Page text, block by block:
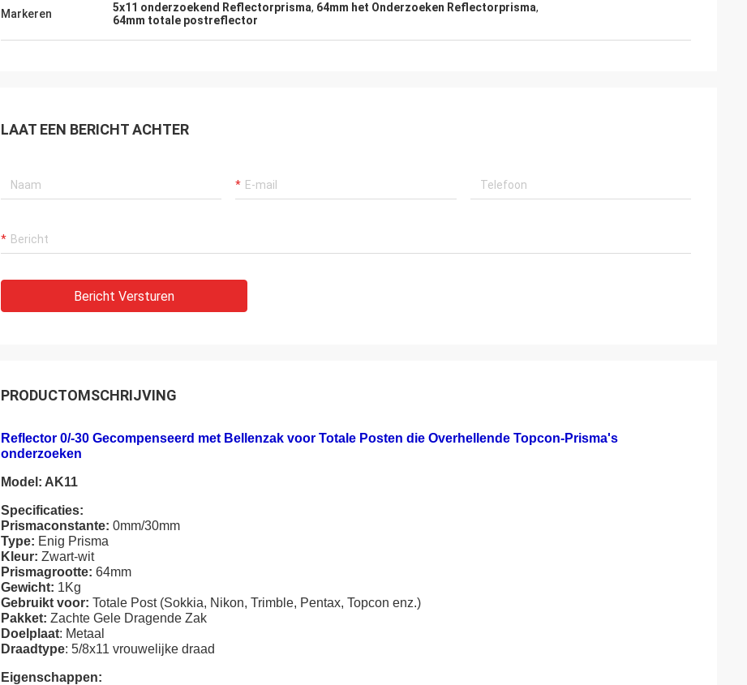
Markeren 5x11 onderzoekend Reflectorprisma, 64mm het Onderzoeken Reflectorprisma,
64mm totale postreflector
LAAT EEN BERICHT ACHTER
Bericht Versturen
PRODUCTOMSCHRIJVING
Reflector 0/-30 Gecompenseerd met Bellenzak voor Totale Posten die Overhellende Topcon-Prisma's
onderzoeken
Model: AK11
Specificaties:
Prismaconstante: 0mm/30mm
Type: Enig Prisma
Kleur: Zwart-wit
Prismagrootte: 64mm
Gewicht: 1Kg
Gebruikt voor: Totale Post (Sokkia, Nikon, Trimble, Pentax, Topcon enz.)
Pakket: Zachte Gele Dragende Zak
Doelplaat: Metaal
Draadtype: 5/8x11 vrouwelijke draad
Eigenschappen: